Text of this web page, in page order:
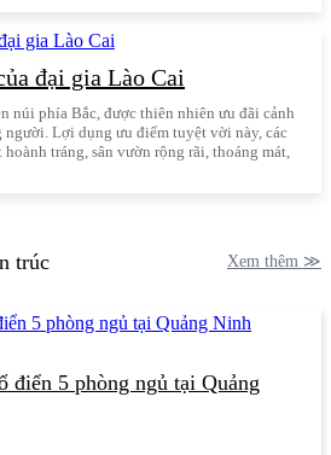
đại gia Lào Cai
núi phía Bắc, được thiên nhiên ưu đãi cảnh
người. Lợi dụng ưu điểm tuyệt vời này, các
tráng, sân vườn rộng rãi, thoáng mát,
trúc Xem thêm ≫
điển 5 phòng ngủ tại Quảng